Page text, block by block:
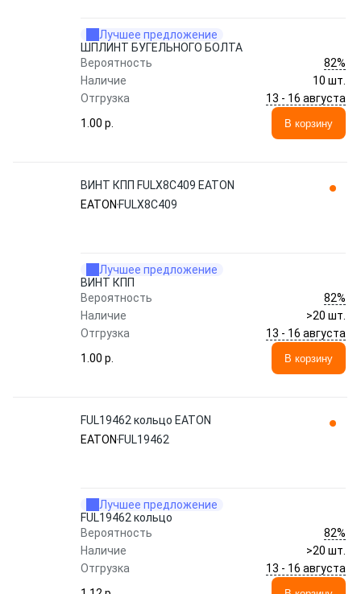
Лучшее предложение
ШПЛИНТ БУГЕЛЬНОГО БОЛТА
Вероятность
82%
Наличие
10 шт.
Отгрузка
13 - 16 августа
1.00 p.
В корзину
ВИНТ КПП FULX8C409 EATON
EATON FULX8C409
Лучшее предложение
ВИНТ КПП
Вероятность
82%
Наличие
>20 шт.
Отгрузка
13 - 16 августа
1.00 p.
В корзину
FUL19462 кольцо EATON
EATON FUL19462
Лучшее предложение
FUL19462 кольцо
Вероятность
82%
Наличие
>20 шт.
Отгрузка
13 - 16 августа